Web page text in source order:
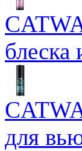
блеска
для